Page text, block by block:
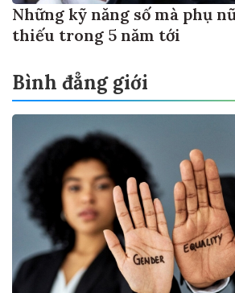
Những kỹ năng số mà phụ
thiếu trong 5 năm tới
Bình đẳng giới